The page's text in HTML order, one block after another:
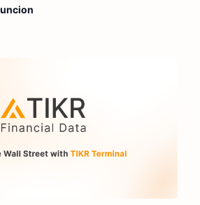
de abril, la pregunta incómoda
siendo rentable.